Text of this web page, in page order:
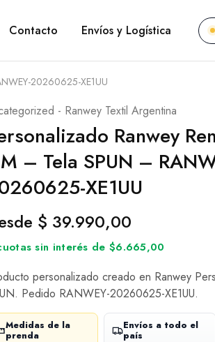
Contacto
Envíos y Logística
20260625-XE1UU
- Ranwey Textil Argentina
Ranwey
– Tela SPUN –
XE1UU
$ 39.990,00
sin interés de $6.665,00
personalizado creado en Ranwey
Pedido RANWEY-20260625-XE1UU.
Medidas de la
prenda
Envíos a todo el
país